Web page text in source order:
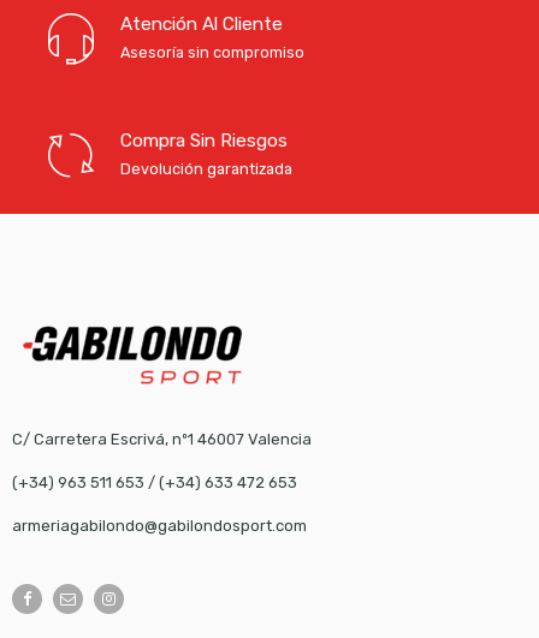
Atención Al Cliente
Asesoría sin compromiso
Compra Sin Riesgos
Devolución garantizada
C/ Carretera Escrivá, nº1 46007 Valencia
(+34) 963 511 653 / (+34) 633 472 653
armeriagabilondo@gabilondosport.com